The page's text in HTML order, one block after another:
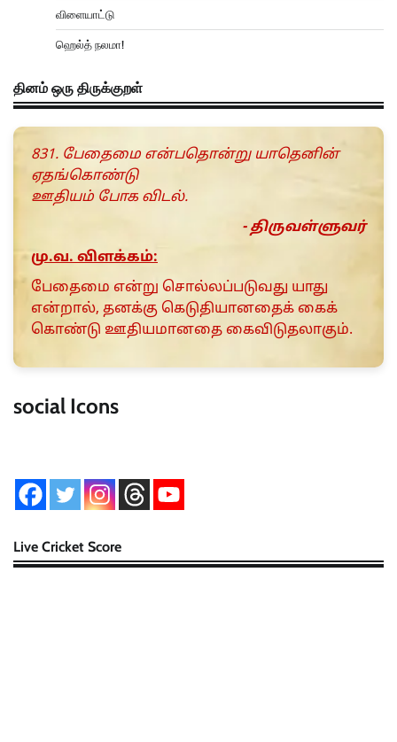
விளையாட்டு
ஹெல்த் நலமா!
தினம் ஒரு திருக்குறள்
831. பேதைமை என்பதொன்று யாதெனின்
ஏதங்கொண்டு
ஊதியம் போக விடல்.
- திருவள்ளுவர்
மு.வ. விளக்கம்:
பேதைமை என்று சொல்லப்படுவது யாது
என்றால், தனக்கு கெடுதியானதைக் கைக்
கொண்டு ஊதியமானதை கைவிடுதலாகும்.
social Icons
Live Cricket Score